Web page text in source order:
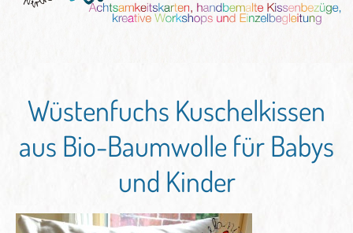
HANDGEMALTE KISSEN UND
KREATIVE BEGLEITUNG
Wüstenfuchs Kuschelkissen
aus Bio-Baumwolle für Babys
und Kinder